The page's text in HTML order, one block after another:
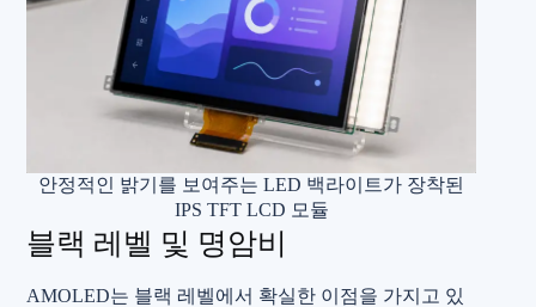
안정적인 밝기를 보여주는 LED 백라이트가 장착된
IPS TFT LCD 모듈
블랙 레벨 및 명암비
AMOLED는 블랙 레벨에서 확실한 이점을 가지고 있